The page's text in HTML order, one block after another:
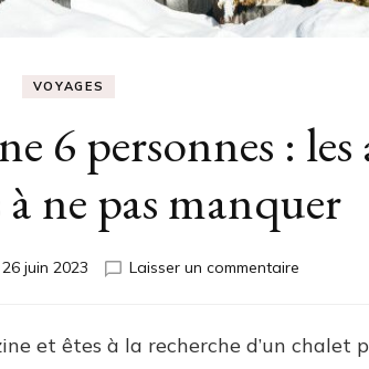
VOYAGES
6 personnes : les
ne pas manquer
26 juin 2023 Laisser un commentairesur
Morzine
6
et êtes à la recherche d’un chalet